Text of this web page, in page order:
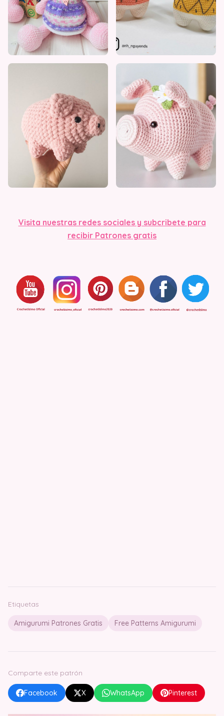
Visita nuestras redes sociales y subcribete para
recibir Patrones gratis
Etiquetas
Amigurumi Patrones Gratis Free Patterns Amigurumi
Comparte este patrón
Facebook X WhatsApp Pinterest